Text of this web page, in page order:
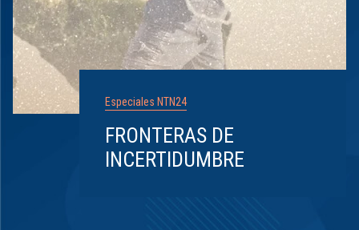
Especiales NTN24
FRONTERAS DE
INCERTIDUMBRE